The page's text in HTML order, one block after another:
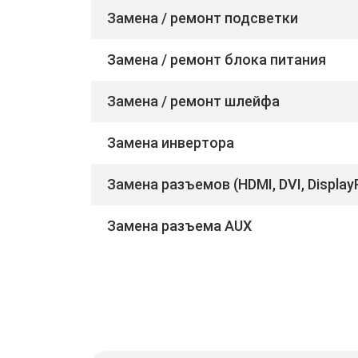
Замена / ремонт подсветки
Замена / ремонт блока питания
Замена / ремонт шлейфа
Замена инвертора
Замена разъемов (HDMI, DVI,
Замена разъема AUX